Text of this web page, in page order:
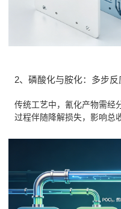
2、磷酸化与胺化：多步反
传统工艺中，氰化产物需经
过程伴随降解损失，影响总